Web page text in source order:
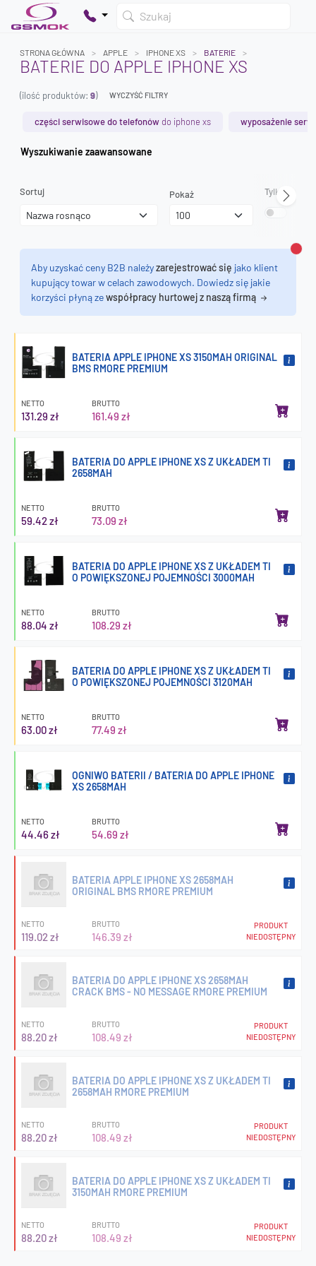
Szukaj
Twój koszyk jest pusty
STRONA GŁÓWNA APPLE IPHONE XS BATERIE
BATERIE DO APPLE IPHONE XS
(ilość produktów: 9) WYCZYŚĆ FILTRY
części serwisowe do telefonów do iphone xs wyposażenie
Wyszukiwanie zaawansowane
Sortuj Pokaż Tylko
Aby uzyskać ceny B2B należyzarejestrować się jako klient
kupujący towar w celach zawodowych. Dowiedz się jakie
korzyści płyną zewspółpracy hurtowej z naszą firmą
BATERIA APPLE IPHONE XS 3150MAH ORIGINAL
BMS RMORE PREMIUM
NETTO
131.29 zł
BRUTTO
161.49 zł
BATERIA DO APPLE IPHONE XS Z UKŁADEM TI
2658MAH
NETTO
59.42 zł
BRUTTO
73.09 zł
BATERIA DO APPLE IPHONE XS Z UKŁADEM TI
O POWIĘKSZONEJ POJEMNOŚCI 3000MAH
NETTO
88.04 zł
BRUTTO
108.29 zł
BATERIA DO APPLE IPHONE XS Z UKŁADEM TI
O POWIĘKSZONEJ POJEMNOŚCI 3120MAH
NETTO
63.00 zł
BRUTTO
77.49 zł
OGNIWO BATERII / BATERIA DO APPLE IPHONE
XS 2658MAH
NETTO
44.46 zł
BRUTTO
54.69 zł
BATERIA APPLE IPHONE XS 2658MAH
ORIGINAL BMS RMORE PREMIUM
NETTO
119.02 zł
BRUTTO
146.39 zł
PRODUKT
NIEDOSTĘPNY
BATERIA DO APPLE IPHONE XS 2658MAH
CRACK BMS - NO MESSAGE RMORE PREMIUM
NETTO
88.20 zł
BRUTTO
108.49 zł
PRODUKT
NIEDOSTĘPNY
BATERIA DO APPLE IPHONE XS Z UKŁADEM TI
2658MAH RMORE PREMIUM
NETTO
88.20 zł
BRUTTO
108.49 zł
PRODUKT
NIEDOSTĘPNY
BATERIA DO APPLE IPHONE XS Z UKŁADEM TI
3150MAH RMORE PREMIUM
NETTO
88.20 zł
BRUTTO
108.49 zł
PRODUKT
NIEDOSTĘPNY